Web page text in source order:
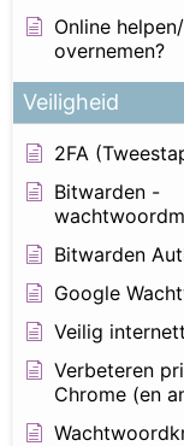
Online
overnemen?
Veiligheid
2FA
Bitwarden -
Bitwarden
Google
Veilig
Verbeteren
Chrome (en